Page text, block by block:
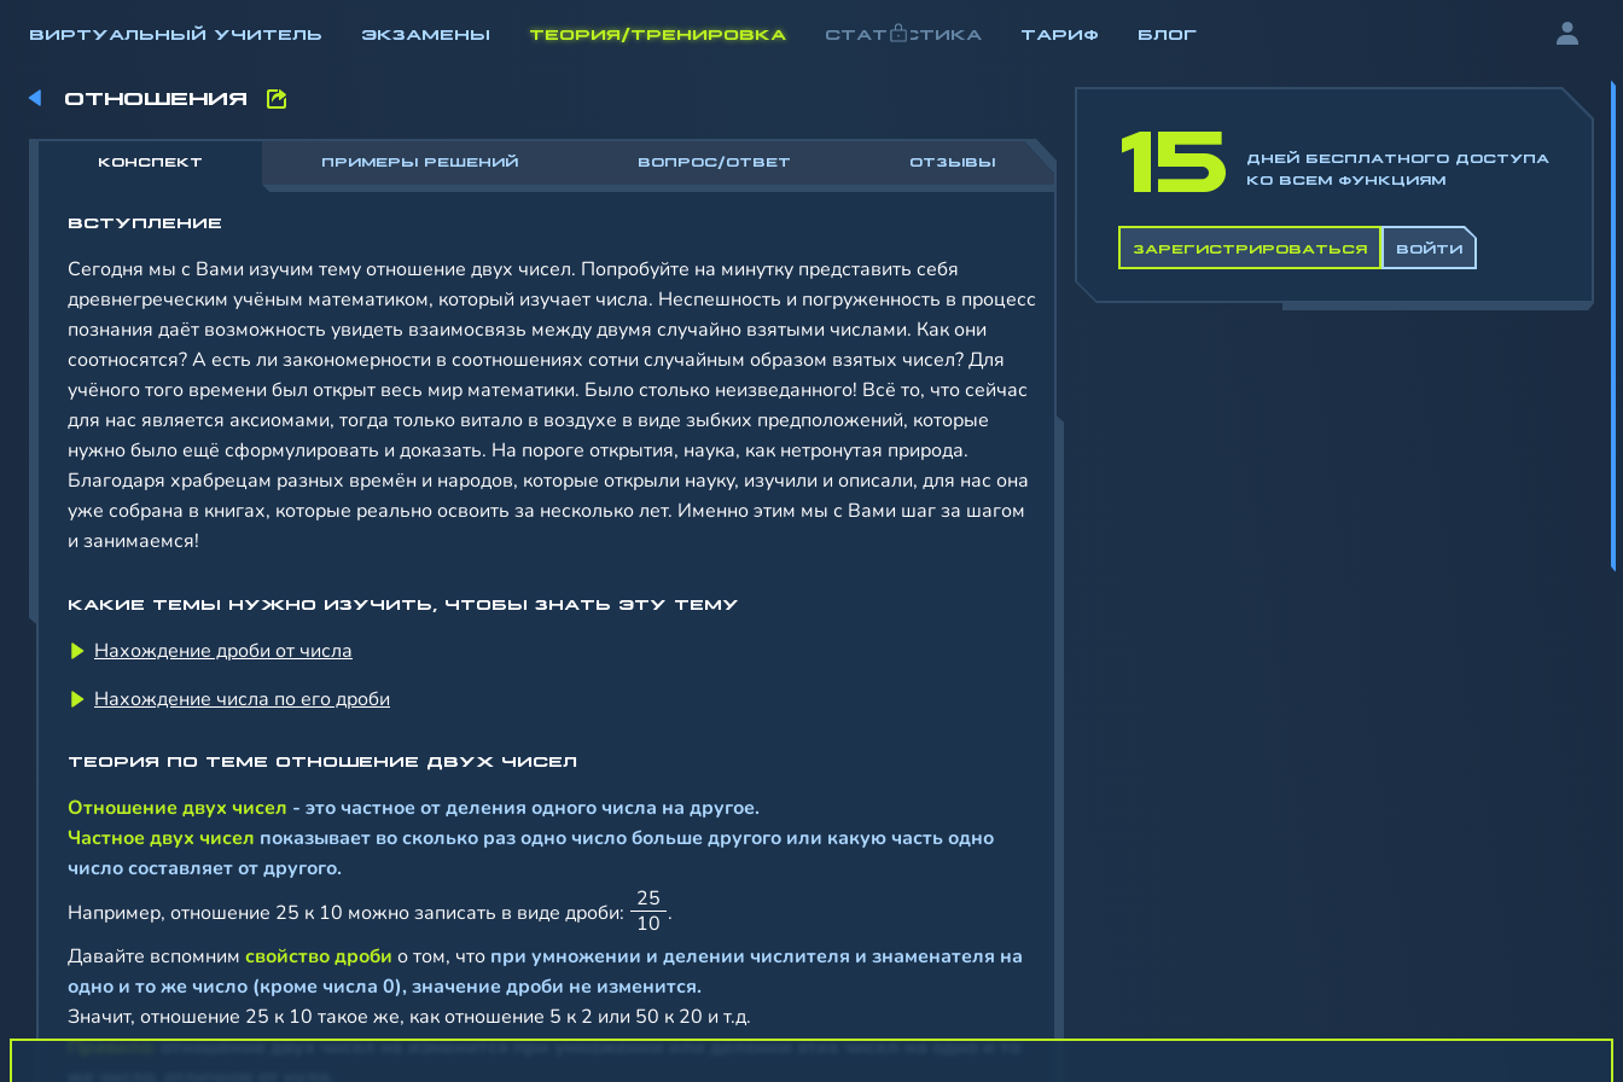
ВИРТУАЛЬНЫЙ УЧИТЕЛЬ ЭКЗАМЕНЫ ТЕОРИЯ/ТРЕНИРОВКА СТАТИСТИКА ТАРИФ БЛОГ
ОТНОШЕНИЯ
ВСТУПЛЕНИЕ
Сегодня мы с Вами изучим тему отношение двух чисел. Попробуйте на минутку представить себя
древнегреческим учёным математиком, который изучает числа. Неспешность и погруженность в процесс
познания даёт возможность увидеть взаимосвязь между двумя случайно взятыми числами. Как они
соотносятся? А есть ли закономерности в соотношениях сотни случайным образом взятых чисел? Для
учёного того времени был открыт весь мир математики. Было столько неизведанного! Всё то, что сейчас
для нас является аксиомами, тогда только витало в воздухе в виде зыбких предположений, которые
нужно было ещё сформулировать и доказать. На пороге открытия, наука, как нетронутая природа.
Благодаря храбрецам разных времён и народов, которые открыли науку, изучили и описали, для нас она
уже собрана в книгах, которые реально освоить за несколько лет. Именно этим мы с Вами шаг за шагом
и занимаемся!
КАКИЕ ТЕМЫ НУЖНО ИЗУЧИТЬ, ЧТОБЫ ЗНАТЬ ЭТУ ТЕМУ
Нахождение дроби от числа
Нахождение числа по его дроби
ТЕОРИЯ ПО ТЕМЕ ОТНОШЕНИЕ ДВУХ ЧИСЕЛ
Отношение двух чисел - это частное от деления одного числа на другое.
Частное двух чисел показывает во сколько раз одно число больше другого или какую часть одно
число составляет от другого.
Например, отношение 25 к 10 можно записать в виде дроби:
25
10 .
Давайте вспомним свойство дроби о том, что при умножении и делении числителя и знаменателя на
одно и то же число (кроме числа 0),значение дроби не изменится.
Значит, отношение 25 к 10 такое же, как отношение 5 к 2 или 50 к 20 и т.д.
Правило:отношение двух чисел не изменится при умножении или делении этих чисел на одно и то
КОНСПЕКТ ПРИМЕРЫ РЕШЕНИЙ ВОПРОС/ОТВЕТ ОТЗЫВЫ 15
ДНЕЙ БЕСПЛАТНОГО ДОСТУПА
КО ВСЕМ ФУНКЦИЯМ
ЗАРЕГИСТРИРОВАТЬСЯ ВОЙТИ